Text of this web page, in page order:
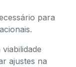
para
ajustes na